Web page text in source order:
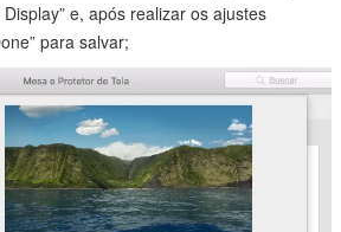
e, após realizar os ajustes
para salvar;